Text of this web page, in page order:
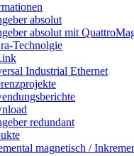
absolut
absolut mit
Technolgie
Industrial Ethernet
redundant
magnetisch /